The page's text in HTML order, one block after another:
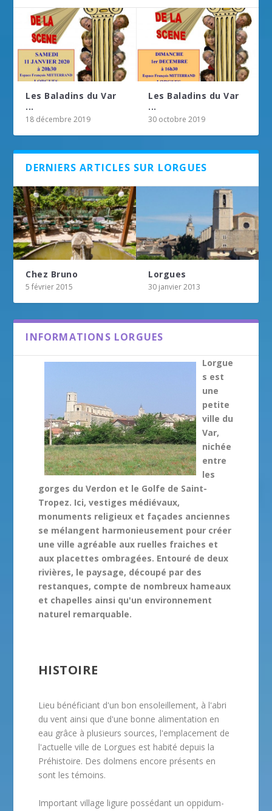
Les Baladins du Var
...
18 décembre 2019
Les Baladins du Var
...
30 octobre 2019
DERNIERS ARTICLES SUR LORGUES
Chez Bruno
5 février 2015
Lorgues
30 janvier 2013
INFORMATIONS LORGUES
Lorgue
s est
une
petite
ville du
Var,
nichée
entre
les
gorges du Verdon et le Golfe de Saint-
Tropez. Ici, vestiges médiévaux,
monuments religieux et façades anciennes
se mélangent harmonieusement pour créer
une ville agréable aux ruelles fraiches et
aux placettes ombragées. Entouré de deux
rivières, le paysage, découpé par des
restanques, compte de nombreux hameaux
et chapelles ainsi qu'un environnement
naturel remarquable.
HISTOIRE
Lieu bénéficiant d'un bon ensoleillement, à l'abri
du vent ainsi que d'une bonne alimentation en
eau grâce à plusieurs sources, l'emplacement de
l'actuelle ville de Lorgues est habité depuis la
Préhistoire. Des dolmens encore présents en
sont les témoins.
Important village ligure possédant un oppidum-